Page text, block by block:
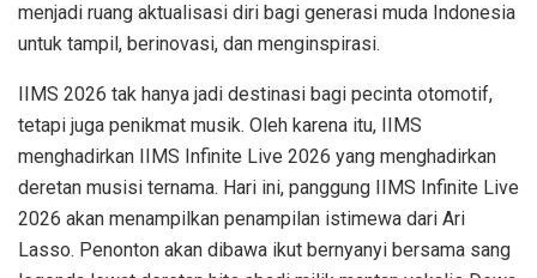
menjadi ruang aktualisasi diri bagi generasi muda Indonesia
untuk tampil, berinovasi, dan menginspirasi.
IIMS 2026 tak hanya jadi destinasi bagi pecinta otomotif,
tetapi juga penikmat musik. Oleh karena itu, IIMS
menghadirkan IIMS Infinite Live 2026 yang menghadirkan
deretan musisi ternama. Hari ini, panggung IIMS Infinite Live
2026 akan menampilkan penampilan istimewa dari Ari
Lasso. Penonton akan dibawa ikut bernyanyi bersama sang